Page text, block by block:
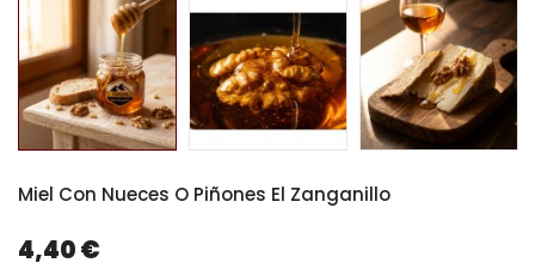
Miel Con Nueces O Piñones El Zanganillo
4,40 €